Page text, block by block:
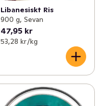
Libanesiskt Ris
900 g, Sevan
47,95 kr
53,28 kr /kg